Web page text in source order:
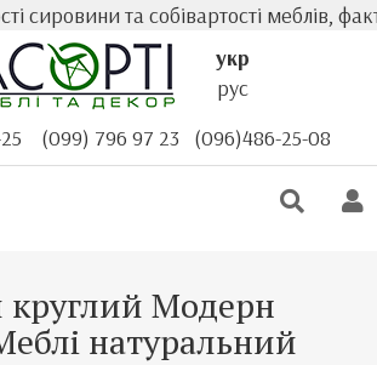
та собівартості меблів,
укр
рус
(099) 796 97 23 (096)486-25-08
круглий Модерн
натуральний